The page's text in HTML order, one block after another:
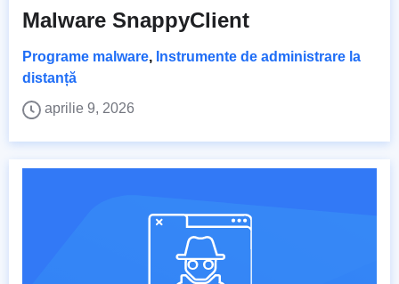
Malware SnappyClient
Programe malware, Instrumente de administrare la
distanță
aprilie 9, 2026